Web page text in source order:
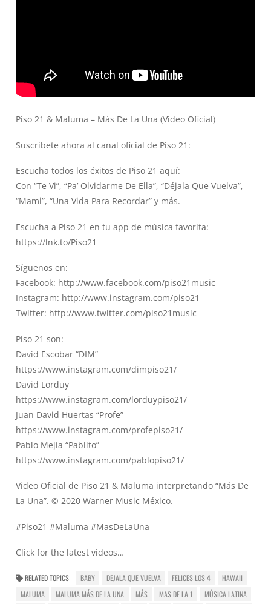
Piso 21 & Maluma – Más De La Una (Video Oficial)
Suscríbete ahora al canal oficial de Piso 21:
Escucha todos los éxitos de Piso 21 aquí:
Con “Te Vi”, “Pa’ Olvidarme De Ella”, “Déjala Que Vuelva”,
“Mami”, “Una Vida Para Recordar” y más.
Escucha a Piso 21 en tu app de música favorita:
https://lnk.to/Piso21
Síguenos en:
Facebook: http://www.facebook.com/piso21music
Instagram: http://www.instagram.com/piso21
Twitter: http://www.twitter.com/piso21music
Piso 21 son:
David Escobar “DIM”
https://www.instagram.com/dimpiso21/
David Lorduy
https://www.instagram.com/lorduypiso21/
Juan David Huertas “Profe”
https://www.instagram.com/profepiso21/
Pablo Mejía “Pablito”
https://www.instagram.com/pablopiso21/
Video Oficial de Piso 21 & Maluma interpretando “Más De
La Una”. © 2020 Warner Music México.
#Piso21 #Maluma #MasDeLaUna
Click for the latest videos…
RELATED TOPICS BABY DEJALA QUE VUELVA FELICES LOS 4
HAWAII
MALUMA
MALUMA MÁS DE LA UNA MÁS MAS DE LA 1 MÚSICA LATINA